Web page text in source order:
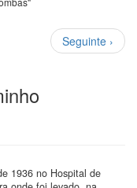
Próxima
página
Seguinte ›
1936 no Hospital de